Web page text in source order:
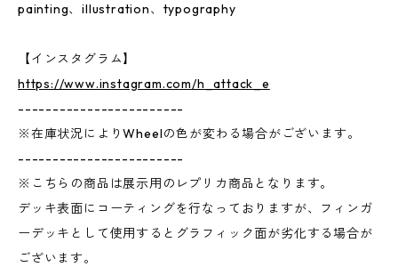
painting、illustration、typography
【インスタグラム】
https://www.instagram.com/h_attack_e
------------------------
※在庫状況によりWheelの色が変わる場合がございます。
------------------------
※こちらの商品は展示用のレプリカ商品となります。
デッキ表面にコーティングを行なっておりますが、フィンガ
ーデッキとして使用するとグラフィック面が劣化する場合が
ございます。